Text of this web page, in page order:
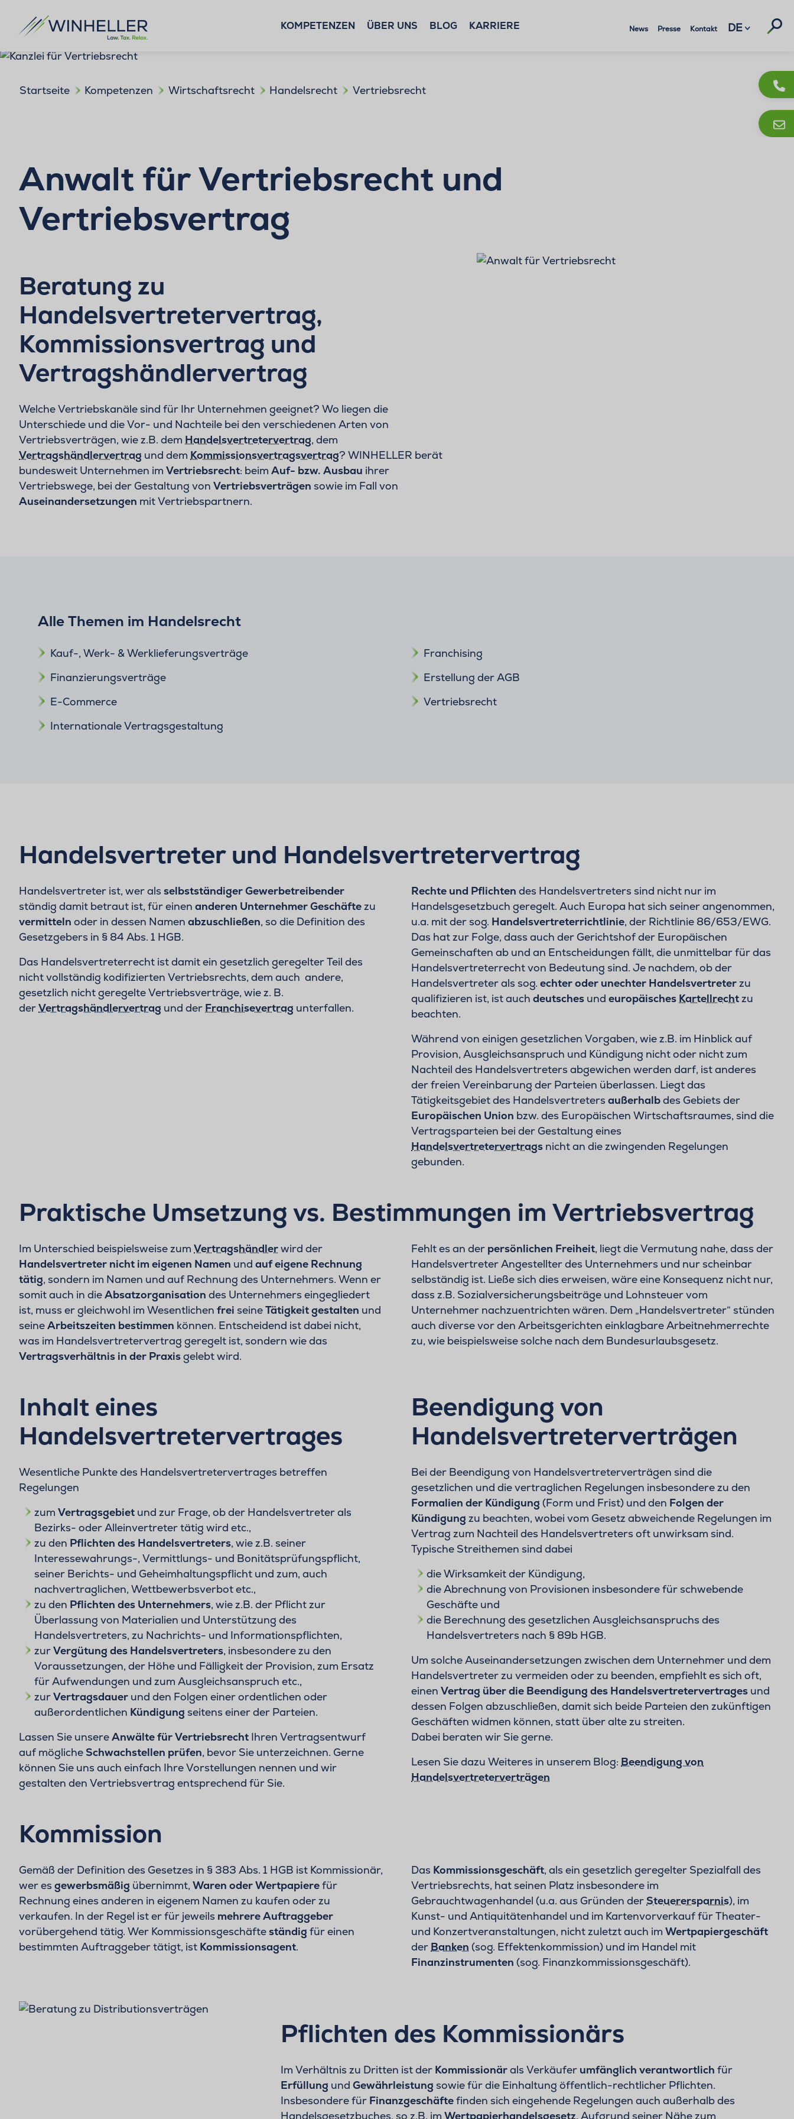
KOMPETENZEN ÜBER UNS BLOG KARRIERE News Presse Kontakt DE
Startseite Kompetenzen Wirtschaftsrecht Handelsrecht Vertriebsrecht
Anwalt für Vertriebsrecht und
Vertriebsvertrag
Beratung zu
Handelsvertretervertrag,
Kommissionsvertrag und
Vertragshändlervertrag
Welche Vertriebskanäle sind für Ihr Unternehmen geeignet? Wo liegen die
Unterschiede und die Vor- und Nachteile bei den verschiedenen Arten von
Vertriebsverträgen, wie z.B. dem Handelsvertretervertrag, dem
Vertragshändlervertrag und dem Kommissionsvertragsvertrag? WINHELLER berät
bundesweit Unternehmen im Vertriebsrecht: beim Auf- bzw. Ausbau ihrer
Vertriebswege, bei der Gestaltung von Vertriebsverträgen sowie im Fall von
Auseinandersetzungen mit Vertriebspartnern.
Alle Themen im Handelsrecht
Kauf-, Werk- & Werklieferungsverträge
Finanzierungsverträge
Franchising
Erstellung der AGB
E-Commerce
Internationale Vertragsgestaltung
Vertriebsrecht
Handelsvertreter und Handelsvertretervertrag
Handelsvertreter ist, wer als selbstständiger Gewerbetreibender
ständig damit betraut ist, für einen anderen Unternehmer Geschäftezu
vermitteln oder in dessen Namen abzuschließen, so die Definition des
Gesetzgebers in § 84 Abs. 1 HGB.
Das Handelsvertreterrecht ist damit ein gesetzlich geregelter Teil des
nicht vollständig kodifizierten Vertriebsrechts, dem auch andere,
gesetzlich nicht geregelte Vertriebsverträge, wie z. B.
derVertragshändlervertrag und der Franchisevertrag unterfallen.
Rechte und Pflichten des Handelsvertreters sind nicht nur im
Handelsgesetzbuch geregelt. Auch Europa hat sich seiner angenommen,
u.a. mit der sog. Handelsvertreterrichtlinie, der Richtlinie 86/653/EWG.
Das hat zur Folge, dass auch der Gerichtshof der Europäischen
Gemeinschaften ab und an Entscheidungen fällt, die unmittelbar für das
Handelsvertreterrecht von Bedeutung sind. Je nachdem, ob der
Handelsvertreter als sog. echter oder unechter Handelsvertreterzu
qualifizieren ist, ist auch deutsches und europäisches Kartellrechtzu
beachten.
Während von einigen gesetzlichen Vorgaben, wie z.B. im Hinblick auf
Provision, Ausgleichsanspruch und Kündigung nicht oder nicht zum
Nachteil des Handelsvertreters abgewichen werden darf, ist anderes
der freien Vereinbarung der Parteien überlassen. Liegt das
Tätigkeitsgebiet des Handelsvertreters außerhalbdes Gebiets der
Europäischen Union bzw. des Europäischen Wirtschaftsraumes, sind die
Vertragsparteien bei der Gestaltung eines
Handelsvertretervertrags nicht an die zwingenden Regelungen
gebunden.
Praktische Umsetzung vs. Bestimmungen im Vertriebsvertrag
Im Unterschied beispielsweise zum Vertragshändlerwird der
Handelsvertreter nicht im eigenen Namen und auf eigene Rechnung
tätig, sondern im Namen und auf Rechnung des Unternehmers. Wenn er
somit auch in dieAbsatzorganisation des Unternehmers eingegliedert
ist, muss er gleichwohl im Wesentlichen frei seineTätigkeit gestalten und
seineArbeitszeiten bestimmen können. Entscheidend ist dabei nicht,
was im Handelsvertretervertrag geregelt ist, sondern wie das
Vertragsverhältnis in der Praxisgelebt wird.
Fehlt es an der persönlichen Freiheit, liegt die Vermutung nahe, dass der
Handelsvertreter Angestellter des Unternehmers und nur scheinbar
selbständig ist. Ließe sich dies erweisen, wäre eine Konsequenz nicht nur,
dass z.B. Sozialversicherungsbeiträge und Lohnsteuer vom
Unternehmer nachzuentrichten wären. Dem „Handelsvertreter“ stünden
auch diverse vor den Arbeitsgerichten einklagbare Arbeitnehmerrechte
zu, wie beispielsweise solche nach dem Bundesurlaubsgesetz.
Inhalt eines
Handelsvertretervertrages
Wesentliche Punkte des Handelsvertretervertrages betreffen
Regelungen
zum Vertragsgebietund zur Frage, ob der Handelsvertreter als
Bezirks- oder Alleinvertreter tätig wird etc.,
zu den Pflichten des Handelsvertreters, wie z.B. seiner
Interessewahrungs-, Vermittlungs- und Bonitätsprüfungspflicht,
seiner Berichts- und Geheimhaltungspflicht und zum, auch
nachvertraglichen, Wettbewerbsverbot etc.,
zu den Pflichten des Unternehmers, wie z.B. der Pflicht zur
Überlassung von Materialien und Unterstützung des
Handelsvertreters, zu Nachrichts- und Informationspflichten,
zurVergütung des Handelsvertreters, insbesondere zu den
Voraussetzungen, der Höhe und Fälligkeit der Provision, zum Ersatz
für Aufwendungen und zum Ausgleichsanspruch etc.,
zurVertragsdauerund den Folgen einer ordentlichen oder
außerordentlichen Kündigung seitens einer der Parteien.
Lassen Sie unsereAnwälte für Vertriebsrecht Ihren Vertragsentwurf
auf mögliche Schwachstellen prüfen, bevor Sie unterzeichnen. Gerne
können Sie uns auch einfach Ihre Vorstellungen nennen und wir
gestalten den Vertriebsvertrag entsprechend für Sie.
Beendigung von
Handelsvertreterverträgen
Bei der Beendigung von Handelsvertreterverträgen sind die
gesetzlichen und die vertraglichen Regelungen insbesondere zu den
Formalien der Kündigung (Form und Frist) und den Folgen der
Kündigung zu beachten, wobei vom Gesetz abweichende Regelungen im
Vertrag zum Nachteil des Handelsvertreters oft unwirksam sind.
Typische Streithemen sind dabei
die Wirksamkeit der Kündigung,
die Abrechnung von Provisionen insbesondere für schwebende
Geschäfte und
die Berechnung des gesetzlichen Ausgleichsanspruchs des
Handelsvertreters nach § 89b HGB.
Um solche Auseinandersetzungen zwischen dem Unternehmer und dem
Handelsvertreter zu vermeiden oder zu beenden, empfiehlt es sich oft,
einen Vertrag über die Beendigung des Handelsvertretervertrages und
dessen Folgen abzuschließen, damit sich beide Parteien den zukünftigen
Geschäften widmen können, statt über alte zu streiten.
Dabei beraten wir Sie gerne.
Lesen Sie dazu Weiteres in unserem Blog: Beendigung von
Handelsvertreterverträgen
Kommission
Gemäß der Definition des Gesetzes in § 383 Abs. 1 HGB ist Kommissionär,
wer es gewerbsmäßig übernimmt, Waren oder Wertpapierefür
Rechnung eines anderen in eigenem Namen zu kaufen oder zu
verkaufen. In der Regel ist er für jeweils mehrere Auftraggeber
vorübergehend tätig. Wer Kommissionsgeschäfteständig für einen
bestimmten Auftraggeber tätigt, ist Kommissionsagent.
Das Kommissionsgeschäft, als ein gesetzlich geregelter Spezialfall des
Vertriebsrechts, hat seinen Platz insbesondere im
Gebrauchtwagenhandel (u.a. aus Gründen der Steuerersparnis), im
Kunst- und Antiquitätenhandel und im Kartenvorverkauf für Theater-
und Konzertveranstaltungen, nicht zuletzt auch im Wertpapiergeschäft
der Banken (sog. Effektenkommission) und im Handel mit
Finanzinstrumenten (sog. Finanzkommissionsgeschäft).
Pflichten des Kommissionärs
Im Verhältnis zu Dritten ist der Kommissionärals Verkäufer umfänglich verantwortlich für
Erfüllung und Gewährleistung sowie für die Einhaltung öffentlich-rechtlicher Pflichten.
Insbesondere für Finanzgeschäftefinden sich eingehende Regelungen auch außerhalb des
Handelsgesetzbuches, so z.B. im Wertpapierhandelsgesetz. Aufgrund seiner Nähe zum